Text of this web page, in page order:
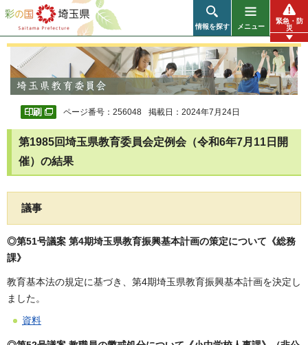
彩の国 埼玉県
情報を探す メニュー
緊急・防
災
ページ番号：256048 掲載日：2024年7月24日
第1985回埼玉県教育委員会定例会（令和6年7月11日開
催）の結果
議事
◎第51号議案 第4期埼玉県教育振興基本計画の策定について《総務
課》
教育基本法の規定に基づき、第4期埼玉県教育振興基本計画を決定し
ました。
資料